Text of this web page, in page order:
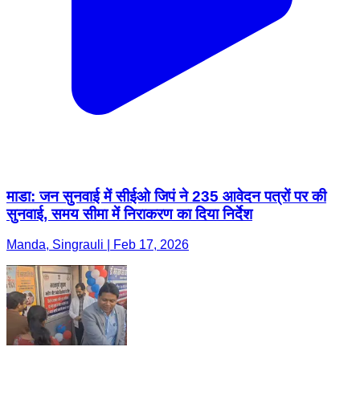
माडा: जन सुनवाई में सीईओ जिपं ने 235 आवेदन पत्रों पर की
सुनवाई, समय सीमा में निराकरण का दिया निर्देश
Manda, Singrauli | Feb 17, 2026